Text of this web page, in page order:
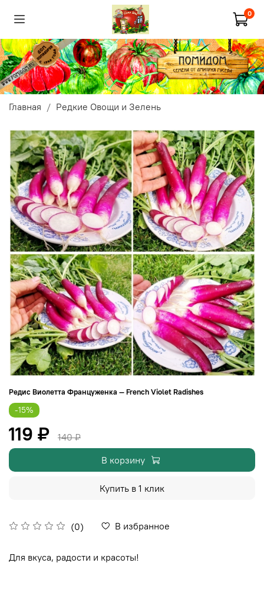
0
Главная Редкие Овощи и Зелень
Редис Виолетта Француженка — French Violet Radishes
(0) В избранное
-15%
119 ₽
140 ₽
В корзину
Купить в 1 клик
Для вкуса, радости и красоты!